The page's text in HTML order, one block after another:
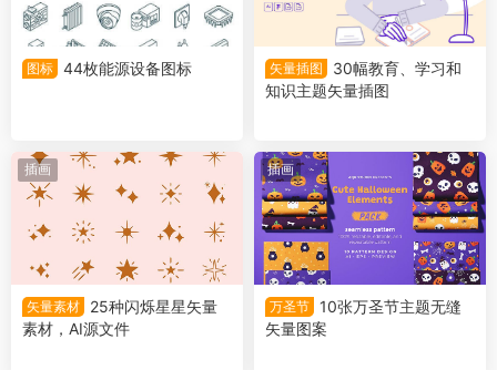
图标 44枚能源设备图标 矢量插图
30幅教育、学习和
知识主题矢量插图
插画
矢量素材
25种闪烁星星矢量
素材，AI源文件
插画
万圣节
10张万圣节主题无缝
矢量图案